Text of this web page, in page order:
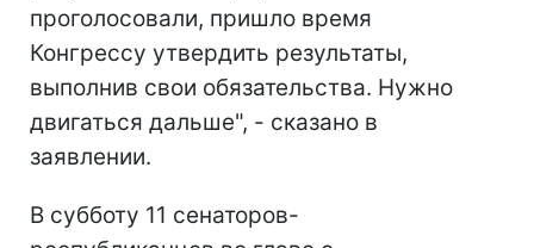
проголосовали, пришло время
Конгрессу утвердить результаты,
выполнив свои обязательства. Нужно
двигаться дальше", - сказано в
заявлении.
В субботу 11 сенаторов-